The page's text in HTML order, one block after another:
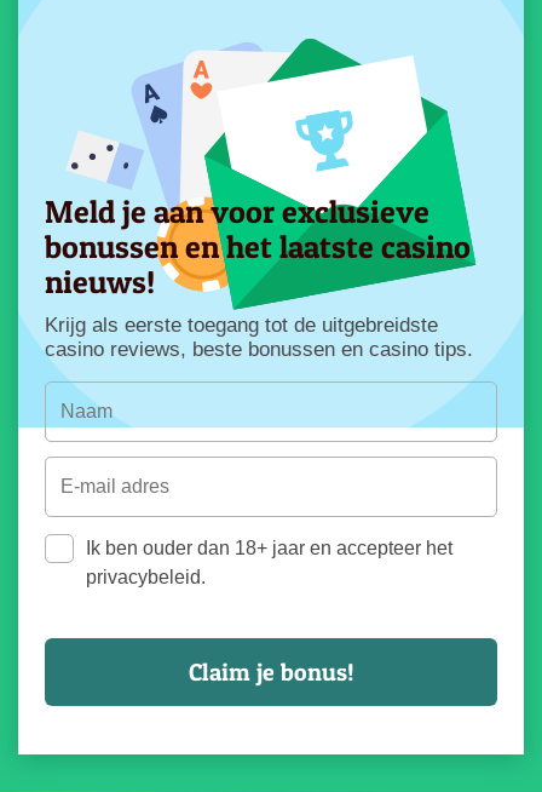
Meld je aan voor exclusieve
bonussen en het laatste casino
nieuws!
Krijg als eerste toegang tot de uitgebreidste
casino reviews, beste bonussen en casino tips.
Ik ben ouder dan 18+ jaar en accepteer het
privacybeleid.